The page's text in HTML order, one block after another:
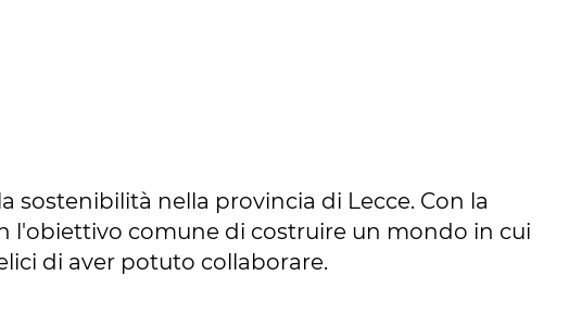
sostenibilità nella provincia di Lecce. Con la
l'obiettivo comune di costruire un mondo in cui
di aver potuto collaborare.